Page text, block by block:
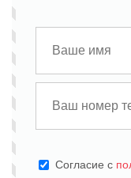
Cогласие с